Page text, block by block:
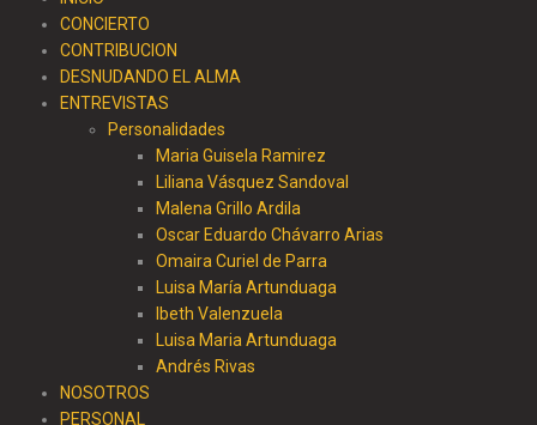
CONCIERTO
CONTRIBUCION
DESNUDANDO EL ALMA
ENTREVISTAS
Personalidades
Maria Guisela Ramirez
Liliana Vásquez Sandoval
Malena Grillo Ardila
Oscar Eduardo Chávarro Arias
Omaira Curiel de Parra
Luisa María Artunduaga
Ibeth Valenzuela
Luisa Maria Artunduaga
Andrés Rivas
NOSOTROS
PERSONAL